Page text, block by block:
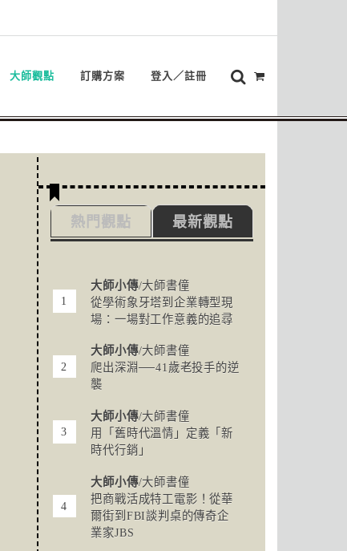
大師觀點 訂購方案 登入／註冊
最新觀點
熱門觀點
大師小傳/大師書僮
從學術象牙塔到企業轉型現
場：一場對工作意義的追尋
大師小傳/大師書僮
爬出深淵──41歲老投手的逆
襲
大師小傳/大師書僮
用「舊時代溫情」定義「新
時代行銷」
大師小傳/大師書僮
把商戰活成特工電影！從華
爾街到FBI談判桌的傳奇企
業家JBS